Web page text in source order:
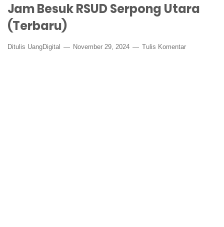
Jam Besuk RSUD Serpong Utara
(Terbaru)
Ditulis UangDigital November 29, 2024 Tulis Komentar